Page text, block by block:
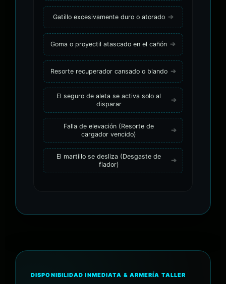
Gatillo excesivamente duro o atorado
Goma o proyectil atascado en el cañón
Resorte recuperador cansado o blando
El seguro de aleta se activa solo al
disparar
Falla de elevación (Resorte de
cargador vencido)
El martillo se desliza (Desgaste de
fiador)
DISPONIBILIDAD INMEDIATA & ARMERÍA TALLER